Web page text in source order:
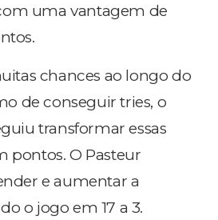
uma vantagem de
chances ao longo do
de conseguir tries, o
transformar essas
pontos. O Pasteur
e aumentar a
o jogo em 17 a 3.